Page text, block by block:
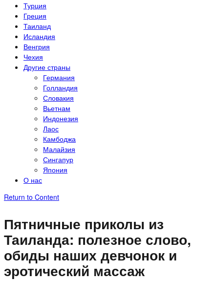
Турция
Греция
Таиланд
Исландия
Венгрия
Чехия
Другие страны
Германия
Голландия
Словакия
Вьетнам
Индонезия
Лаос
Камбоджа
Малайзия
Сингапур
Япония
О нас
Return to Content
Пятничные приколы из
Таиланда: полезное слово,
обиды наших девчонок и
эротический массаж